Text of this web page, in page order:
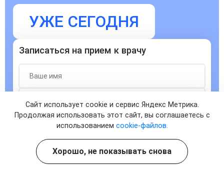
УЖЕ СЕГОДНЯ
Записаться на прием к врачу
Согласен сполитикой о конфиденциальности
ЗАПИСАТЬСЯ
Сайт использует cookie и сервис Яндекс Метрика.
Продолжая использовать этот сайт, вы соглашаетесь с
использованием cookie-файлов.
Хорошо, не показывать снова